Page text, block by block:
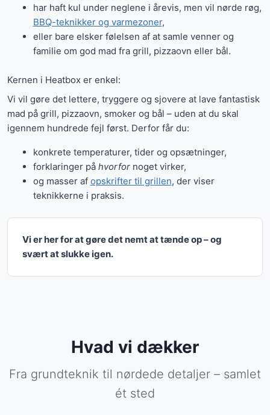
har haft kul under neglene i årevis, men vil nørde røg,
BBQ-teknikker og varmezoner,
eller bare elsker følelsen af at samle venner og
familie om god mad fra grill, pizzaovn eller bål.
Kernen i Heatbox er enkel:
Vi vil gøre det lettere, tryggere og sjovere at lave fantastisk
mad på grill, pizzaovn, smoker og bål – uden at du skal
igennem hundrede fejl først. Derfor får du:
konkrete temperaturer, tider og opsætninger,
forklaringer på hvorfornoget virker,
og masser af opskrifter til grillen, der viser
teknikkerne i praksis.
Vi er her for at gøre det nemt at tænde op – og
svært at slukke igen.
Hvad vi dækker
Fra grundteknik til nørdede detaljer – samlet
ét sted